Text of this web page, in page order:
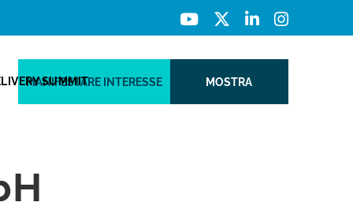
SUMMIT
MANIFESTARE INTERESSE MOSTRA